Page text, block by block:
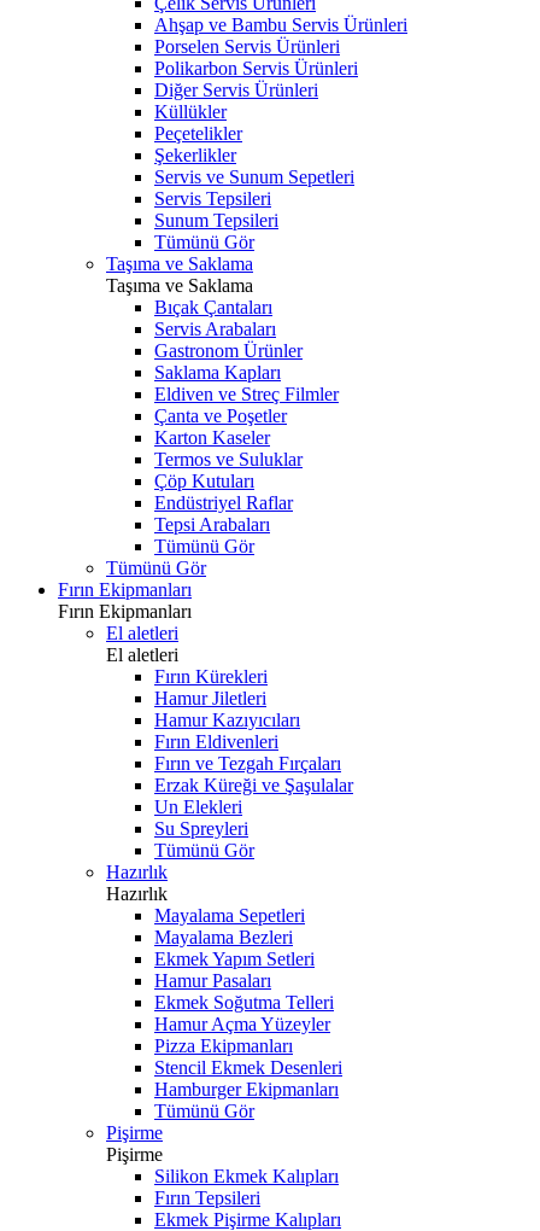
Ahşap ve Bambu Servis Ürünleri
Porselen Servis Ürünleri
Polikarbon Servis Ürünleri
Diğer Servis Ürünleri
Küllükler
Peçetelikler
Şekerlikler
Servis ve Sunum Sepetleri
Servis Tepsileri
Sunum Tepsileri
Tümünü Gör
Taşıma ve Saklama
Taşıma ve Saklama
Bıçak Çantaları
Servis Arabaları
Gastronom Ürünler
Saklama Kapları
Eldiven ve Streç Filmler
Çanta ve Poşetler
Karton Kaseler
Termos ve Suluklar
Çöp Kutuları
Endüstriyel Raflar
Tepsi Arabaları
Tümünü Gör
Tümünü Gör
Fırın Ekipmanları
Fırın Ekipmanları
El aletleri
El aletleri
Fırın Kürekleri
Hamur Jiletleri
Hamur Kazıyıcıları
Fırın Eldivenleri
Fırın ve Tezgah Fırçaları
Erzak Küreği ve Şaşulalar
Un Elekleri
Su Spreyleri
Tümünü Gör
Hazırlık
Hazırlık
Mayalama Sepetleri
Mayalama Bezleri
Ekmek Yapım Setleri
Hamur Pasaları
Ekmek Soğutma Telleri
Hamur Açma Yüzeyler
Pizza Ekipmanları
Stencil Ekmek Desenleri
Hamburger Ekipmanları
Tümünü Gör
Pişirme
Pişirme
Silikon Ekmek Kalıpları
Fırın Tepsileri
Ekmek Pişirme Kalıpları